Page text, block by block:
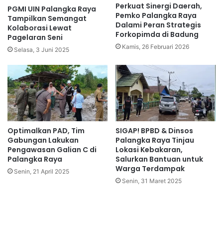
PGMI UIN Palangka Raya
Tampilkan Semangat
Kolaborasi Lewat
Pagelaran Seni
Selasa, 3 Juni 2025
Perkuat Sinergi Daerah,
Pemko Palangka Raya
Dalami Peran Strategis
Forkopimda di Badung
Kamis, 26 Februari 2026
Optimalkan PAD, Tim
Gabungan Lakukan
Pengawasan Galian C di
Palangka Raya
Senin, 21 April 2025
SIGAP! BPBD & Dinsos
Palangka Raya Tinjau
Lokasi Kebakaran,
Salurkan Bantuan untuk
Warga Terdampak
Senin, 31 Maret 2025